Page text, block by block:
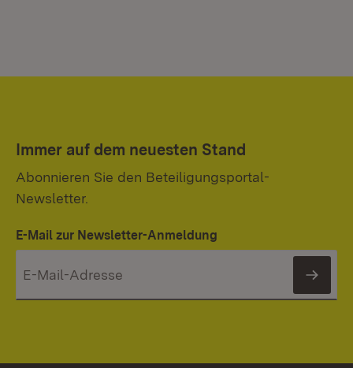
Immer auf dem neuesten Stand
Abonnieren Sie den Beteiligungsportal-
Newsletter.
E-Mail zur Newsletter-Anmeldung